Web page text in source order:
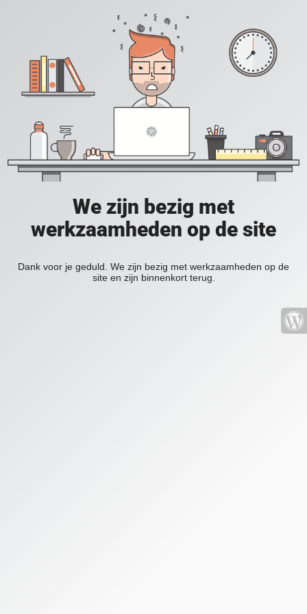
We zijn bezig met
werkzaamheden op de site
Dank voor je geduld. We zijn bezig met werkzaamheden op de
site en zijn binnenkort terug.